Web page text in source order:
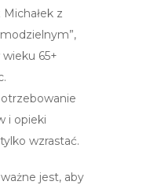
z
65+
i opieki
wzrastać.
jest, aby